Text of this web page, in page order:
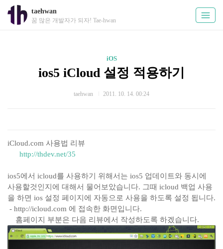
taehwan
꿈 많은 개발자가 되자! Tae-hwan
iOS
ios5 iCloud 설정 적용하기
taehwan 2011. 10. 14. 00:24
iCloud.com 사용법 리뷰
http://thdev.net/35
ios5에서 icloud를 사용하기 위해서는 ios5 업데이트와 동시에
사용할것인지에 대해서 물어보았습니다. 그때 icloud 백업 사용
을 하면 ios 설정 페이지에 자동으로 사용을 하도록 설정 됩니다.
- http://icloud.com 에 접속한 화면입니다.
홈페이지 부분은 다음 리뷰에서 작성하도록 하겠습니다.